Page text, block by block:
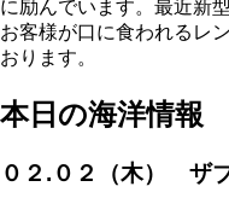
に励んでいます。最近新
お客様が口に食われるレ
おります。
本日の海洋情報
０２.０２（木） ザ